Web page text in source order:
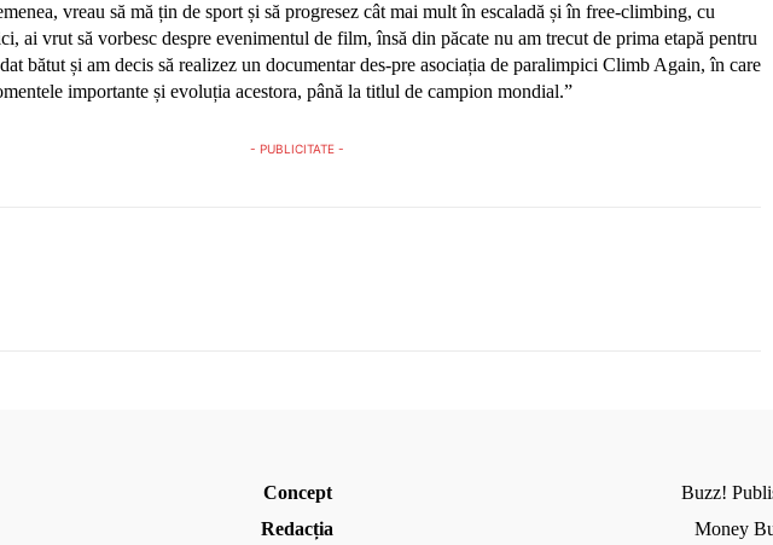
vreau să mă țin de sport și să progresez cât mai mult în escaladă și în free-climbing, cu
ai vrut să vorbesc despre evenimentul de film, însă din păcate nu am trecut de prima etapă pentru
bătut și am decis să realizez un documentar des-pre asociația de paralimpici Climb Again, în care
importante și evoluția acestora, până la titlul de campion mondial.”
- PUBLICITATE -
Concept
Redacția
Buzz!
Money